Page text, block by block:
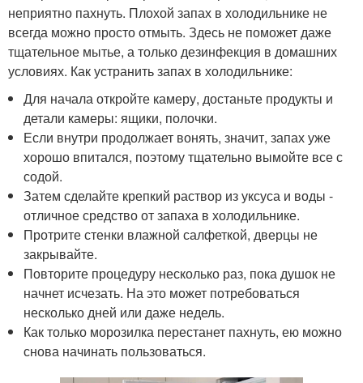
неприятно пахнуть. Плохой запах в холодильнике не
всегда можно просто отмыть. Здесь не поможет даже
тщательное мытье, а только дезинфекция в домашних
условиях. Как устранить запах в холодильнике:
Для начала откройте камеру, достаньте продукты и
детали камеры: ящики, полочки.
Если внутри продолжает вонять, значит, запах уже
хорошо впитался, поэтому тщательно вымойте все с
содой.
Затем сделайте крепкий раствор из уксуса и воды -
отличное средство от запаха в холодильнике.
Протрите стенки влажной салфеткой, дверцы не
закрывайте.
Повторите процедуру несколько раз, пока душок не
начнет исчезать. На это может потребоваться
несколько дней или даже недель.
Как только морозилка перестанет пахнуть, ею можно
снова начинать пользоваться.